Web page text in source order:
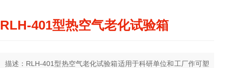
RLH-401型热空气老化试验箱
描述：RLH-401型热空气老化试验箱适用于科研单位和工厂作可塑